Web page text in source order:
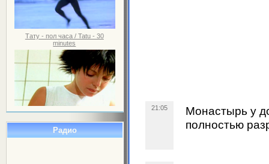
Тату - пол часа / Tatu - 30
minutes
Радио
21:05
Монастырь у
полностью